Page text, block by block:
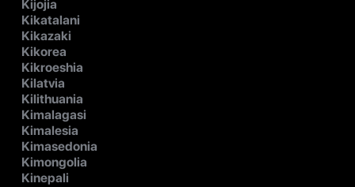
Kijojia
Kikatalani
Kikazaki
Kikorea
Kikroeshia
Kilatvia
Kilithuania
Kimalagasi
Kimalesia
Kimasedonia
Kimongolia
Kinepali